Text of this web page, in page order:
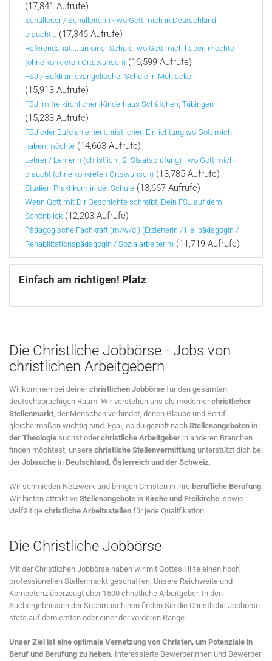
(17,841 Aufrufe)
Schulleiter / Schulleiterin - wo Gott mich in Deutschland
braucht... (17,346 Aufrufe)
Referendariat ... an einer Schule, wo Gott mich haben möchte
(ohne konkreten Ortswunsch) (16,599 Aufrufe)
FSJ / Bufdi an evangelischer Schule in Mühlacker
(15,913 Aufrufe)
FSJ im freikirchlichen Kinderhaus Schäfchen, Tübingen
(15,233 Aufrufe)
FSJ oder Bufd an einer christlichen Einrichtung wo Gott mich
haben möchte (14,663 Aufrufe)
Lehrer / Lehrerin (christlich , 2. Staatsprüfung) - wo Gott mich
braucht (ohne konkreten Ortswunsch) (13,785 Aufrufe)
Studien-Praktikum in der Schule (13,667 Aufrufe)
Wenn Gott mit Dir Geschichte schreibt, Dein FSJ auf dem
Schönblick (12,203 Aufrufe)
Pädagogische Fachkraft (m/w/d ) (ErzieherIn / HeilpädagogIn /
RehabilitationspädagogIn / SozialarbeiterIn) (11,719 Aufrufe)
Einfach am richtigen! Platz
Die Christliche Jobbörse - Jobs von
christlichen Arbeitgebern
Willkommen bei deinerchristlichen Jobbörse für den gesamten
deutschsprachigen Raum. Wir verstehen uns als modernerchristlicher
Stellenmarkt, der Menschen verbindet, denen Glaube und Beruf
gleichermaßen wichtig sind. Egal, ob du gezielt nach Stellenangeboten in
der Theologie suchst oderchristliche Arbeitgeber in anderen Branchen
finden möchtest, unsere christliche Stellenvermittlung unterstützt dich bei
derJobsuche in Deutschland, Österreich und der Schweiz.
Wir schmieden Netzwerk und bringen Christen in ihre berufliche Berufung.
Wir bieten attraktive Stellenangebote in Kirche und Freikirche, sowie
vielfältige christliche Arbeitsstellen für jede Qualifikation.
Die Christliche Jobbörse
Mit der Christlichen Jobbörse haben wir mit Gottes Hilfe einen hoch
professionellen Stellenmarkt geschaffen. Unsere Reichweite und
Kompetenz überzeugt über 1500 christliche Arbeitgeber. In den
Suchergebnissen der Suchmaschinen finden Sie die Christliche Jobbörse
stets auf dem ersten oder einer der vorderen Ränge.
Unser Ziel ist eine optimale Vernetzung von Christen, um Potenziale in
Beruf und Berufung zu heben. Interessierte Bewerberinnen und Bewerber